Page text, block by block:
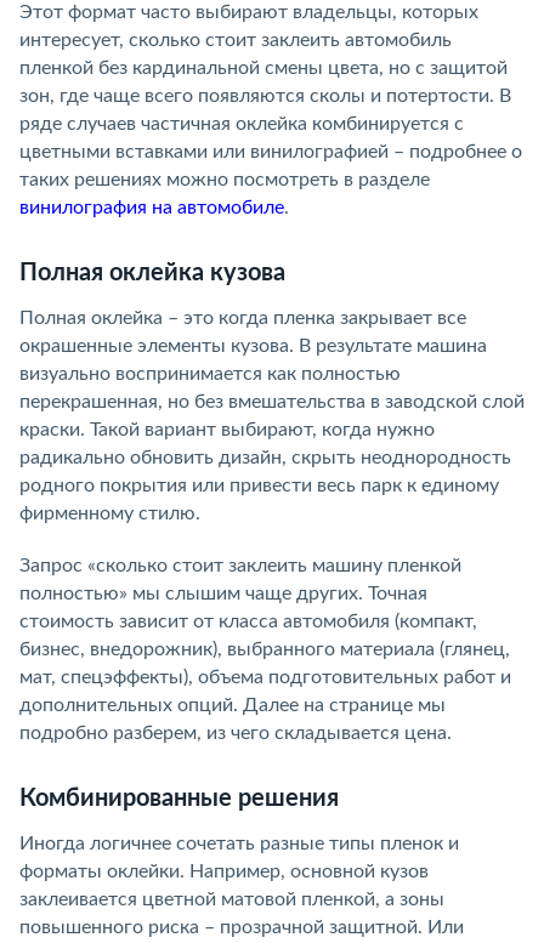
Этот формат часто выбирают владельцы, которых
интересует, сколько стоит заклеить автомобиль
пленкой без кардинальной смены цвета, но с защитой
зон, где чаще всего появляются сколы и потертости. В
ряде случаев частичная оклейка комбинируется с
цветными вставками или винилографией – подробнее о
таких решениях можно посмотреть в разделе
винилография на автомобиле.
Полная оклейка кузова
Полная оклейка – это когда пленка закрывает все
окрашенные элементы кузова. В результате машина
визуально воспринимается как полностью
перекрашенная, но без вмешательства в заводской слой
краски. Такой вариант выбирают, когда нужно
радикально обновить дизайн, скрыть неоднородность
родного покрытия или привести весь парк к единому
фирменному стилю.
Запрос «сколько стоит заклеить машину пленкой
полностью» мы слышим чаще других. Точная
стоимость зависит от класса автомобиля (компакт,
бизнес, внедорожник), выбранного материала (глянец,
мат, спецэффекты), объема подготовительных работ и
дополнительных опций. Далее на странице мы
подробно разберем, из чего складывается цена.
Комбинированные решения
Иногда логичнее сочетать разные типы пленок и
форматы оклейки. Например, основной кузов
заклеивается цветной матовой пленкой, а зоны
повышенного риска – прозрачной защитной. Или